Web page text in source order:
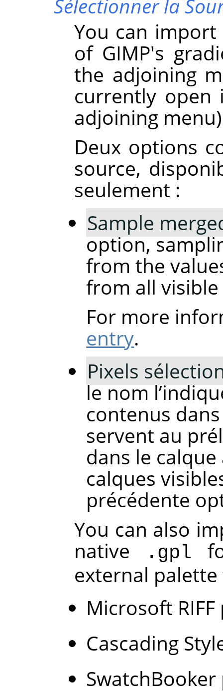
Sélectionner la
You can
of GIMP's
the adjoining
currently open
adjoining
Deux options
source,
seulement :
Sample
option,
from the
from all visible
For more
entry.
Pixels
le nom
contenus
servent au
dans le
calques
précédente
You can also
native
.gpl
external
Microsoft
Cascading